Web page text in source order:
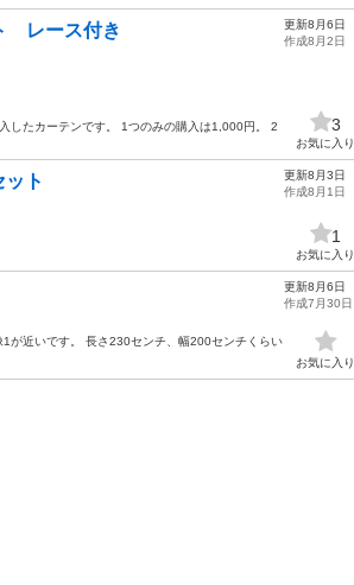
レース付き
したカーテンです。 1つのみの購入は1,000円。 2
更新8月6日
作成8月2日
3
お気に入り
ト
更新8月3日
作成8月1日
1
お気に入り
が近いです。 長さ230センチ、幅200センチくらい
更新8月6日
作成7月30日
お気に入り